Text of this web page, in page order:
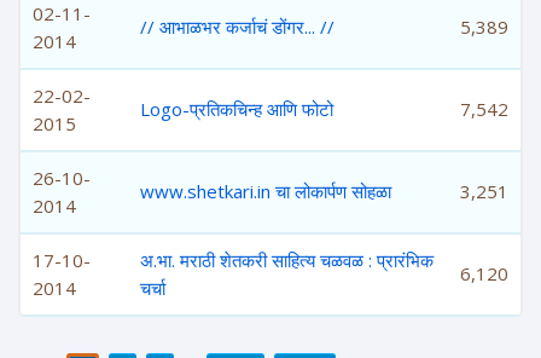
02-11-
2014
// आभाळभर कर्जाचं डोंगर... // 5,389
22-02-
2015
Logo-प्रतिकचिन्ह आणि फोटो 7,542
26-10-
2014
www.shetkari.in चा लोकार्पण सोहळा 3,251
17-10-
2014
अ.भा. मराठी शेतकरी साहित्य चळवळ : प्रारंभिक
चर्चा
6,120